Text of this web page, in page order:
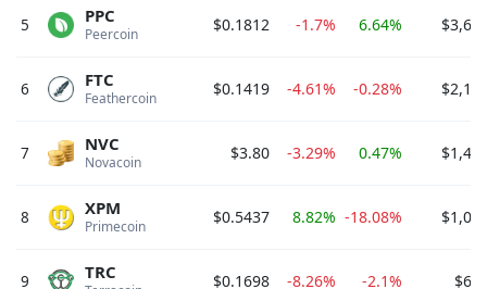
5 Peercoin
PPC $0.1812 -1.7% 6.64%
6 Feathercoin
FTC $0.1419 -4.61% -0.28%
7 Novacoin
NVC $3.80 -3.29% 0.47%
8 Primecoin
XPM $0.5437 8.82% -18.08%
9 TRC $0.1698 -8.26% -2.1%